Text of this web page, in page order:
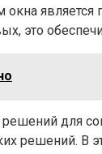
это
для
решений. В